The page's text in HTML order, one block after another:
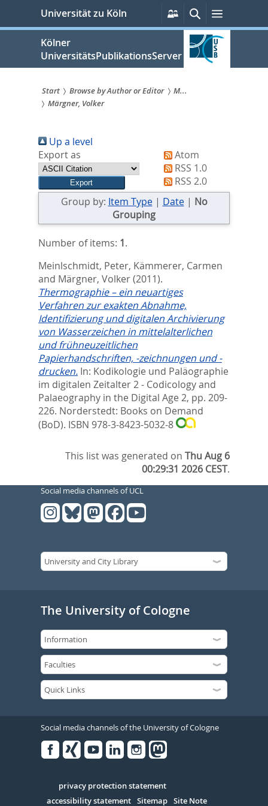
springen
Universität zu Köln
Persönliche
Services
SucheMenü
Kölner
UniversitätsPublikationsServer
Sie
sind
hier:
Start Browse by Author or Editor
M...
Märgner, Volker
Up a level
Export as
Atom
RSS 1.0
RSS 2.0
Group by: Item Type| Date| No
Grouping
Number of items: 1.
Meinlschmidt, Peter, Kämmerer, Carmen
and Märgner, Volker(2011).
Thermographie – ein neuartiges
Verfahren zur exakten Abnahme,
Identifizierung und digitalen Archivierung
von Wasserzeichen in mittelalterlichen
und frühneuzeitlichen
Papierhandschriften, -zeichnungen und -
drucken. In: Kodikologie und Paläographie
im digitalen Zeitalter 2 - Codicology and
Palaeography in the Digital Age 2, pp. 209-
226. Norderstedt: Books on Demand
(BoD). ISBN 978-3-8423-5032-8
This list was generated onThu Aug 6
00:29:31 2026 CEST.
Social media channels of UCL
The University of Cologne
Social media channels of the University of Cologne
Serivce
privacy protection statement
accessibility statement Sitemap Site Note